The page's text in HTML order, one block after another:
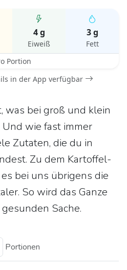
4 g
Eiweiß
3 g
Fett
Portion
in der App verfügbar
was bei groß und klein
wie fast immer
Zutaten, die du in
Zu dem Kartoffel-
bei uns übrigens die
So wird das Ganze
Sache.
Portionen